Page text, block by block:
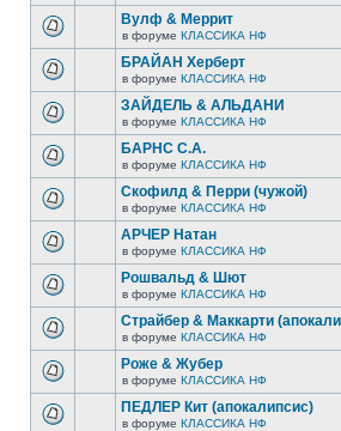
Вулф & Меррит
в форуме КЛАССИКА НФ
БРАЙАН Херберт
в форуме КЛАССИКА НФ
ЗАЙДЕЛЬ & АЛЬДАНИ
в форуме КЛАССИКА НФ
БАРНС С.А.
в форуме КЛАССИКА НФ
Скофилд & Перри (чужой)
в форуме КЛАССИКА НФ
АРЧЕР Натан
в форуме КЛАССИКА НФ
Рошвальд & Шют
в форуме КЛАССИКА НФ
Страйбер & Маккарти
в форуме КЛАССИКА НФ
Роже & Жубер
в форуме КЛАССИКА НФ
ПЕДЛЕР Кит (апокалипсис)
в форуме КЛАССИКА НФ